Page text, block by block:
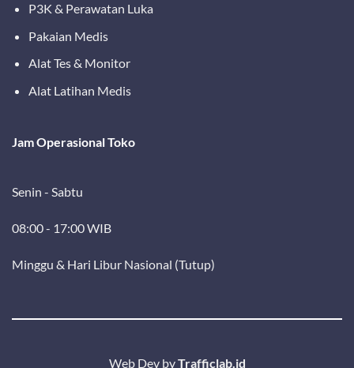
P3K & Perawatan Luka
Pakaian Medis
Alat Tes & Monitor
Alat Latihan Medis
Jam Operasional Toko
Senin - Sabtu
08:00 - 17:00 WIB
Minggu & Hari Libur Nasional (Tutup)
Web Dev byTrafficlab.id